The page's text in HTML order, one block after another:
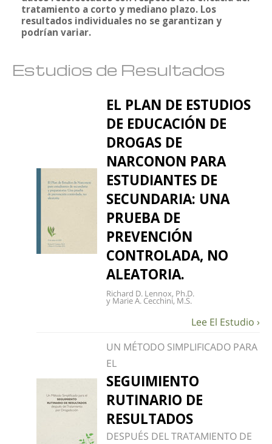
tratamiento a corto y mediano plazo. Los
resultados individuales no se garantizan y
podrían variar.
Estudios de Resultados
EL PLAN DE ESTUDIOS
DE EDUCACIÓN DE
DROGAS DE
NARCONON PARA
ESTUDIANTES DE
SECUNDARIA: UNA
PRUEBA DE
PREVENCIÓN
CONTROLADA, NO
ALEATORIA.
Richard D. Lennox, Ph.D.
y Marie A. Cecchini, M.S.
UN MÉTODO SIMPLIFICADO PARA
EL
SEGUIMIENTO
RUTINARIO DE
RESULTADOS
DESPUÉS DEL TRATAMIENTO DE